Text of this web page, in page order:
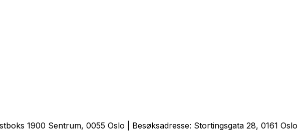
1900 Sentrum, 0055 Oslo | Besøksadresse: Stortingsgata 28, 0161 Oslo